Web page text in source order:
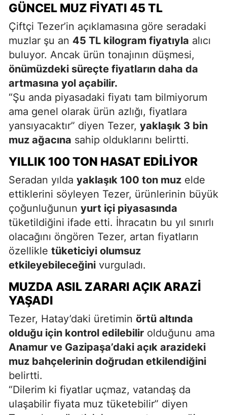
GÜNCEL MUZ FIYATI 45 TL
Çiftçi Tezer’in açıklamasına göre seradaki
muzlar şu an 45 TL kilogram fiyatıyla alıcı
buluyor. Ancak ürün tonajının düşmesi,
önümüzdeki süreçte fiyatların daha da
artmasına yol açabilir.
“Şu anda piyasadaki fiyatı tam bilmiyorum
ama genel olarak ürün azlığı, fiyatlara
yansıyacaktır” diyen Tezer, yaklaşık 3 bin
muz ağacına sahip olduklarını belirtti.
YILLIK 100 TON HASAT EDILIYOR
Seradan yılda yaklaşık 100 ton muz elde
ettiklerini söyleyen Tezer, ürünlerinin büyük
çoğunluğunun yurt içi piyasasında
tüketildiğini ifade etti. İhracatın bu yıl sınırlı
olacağını öngören Tezer, artan fiyatların
özellikle tüketiciyi olumsuz
etkileyebileceğini vurguladı.
MUZDA ASIL ZARARI AÇIK ARAZI
YAŞADI
Tezer, Hatay’daki üretimin örtü altında
olduğu için kontrol edilebilir olduğunu ama
Anamur ve Gazipaşa’daki açık arazideki
muz bahçelerinin doğrudan etkilendiğini
belirtti.
“Dilerim ki fiyatlar uçmaz, vatandaş da
ulaşabilir fiyata muz tüketebilir” diyen